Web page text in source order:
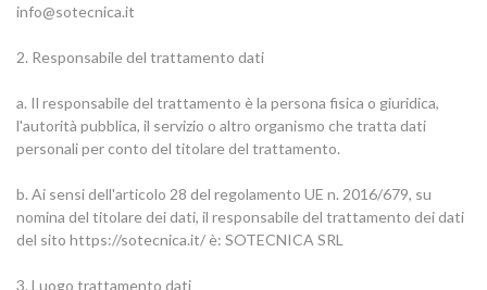
info@sotecnica.it
2. Responsabile del trattamento dati
a. Il responsabile del trattamento è la persona fisica o giuridica,
l'autorità pubblica, il servizio o altro organismo che tratta dati
personali per conto del titolare del trattamento.
b. Ai sensi dell'articolo 28 del regolamento UE n. 2016/679, su
nomina del titolare dei dati, il responsabile del trattamento dei dati
del sito https://sotecnica.it/ è: SOTECNICA SRL
3. Luogo trattamento dati